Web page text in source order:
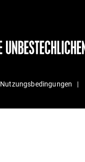
Nut­zungs­be­din­gungen